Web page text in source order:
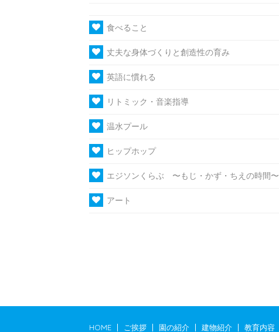
食べること
丈夫な身体づくりと創造性の育み
英語に慣れる
リトミック・音楽指導
温水プール
ヒップホップ
エジソンくらぶ 〜もじ・かず・ちえの時間〜
アート
HOME ご挨拶 園の紹介 建物紹介 教育内容